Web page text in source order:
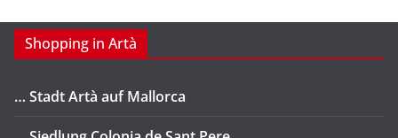
Shopping in Artà
… Stadt Artà auf Mallorca